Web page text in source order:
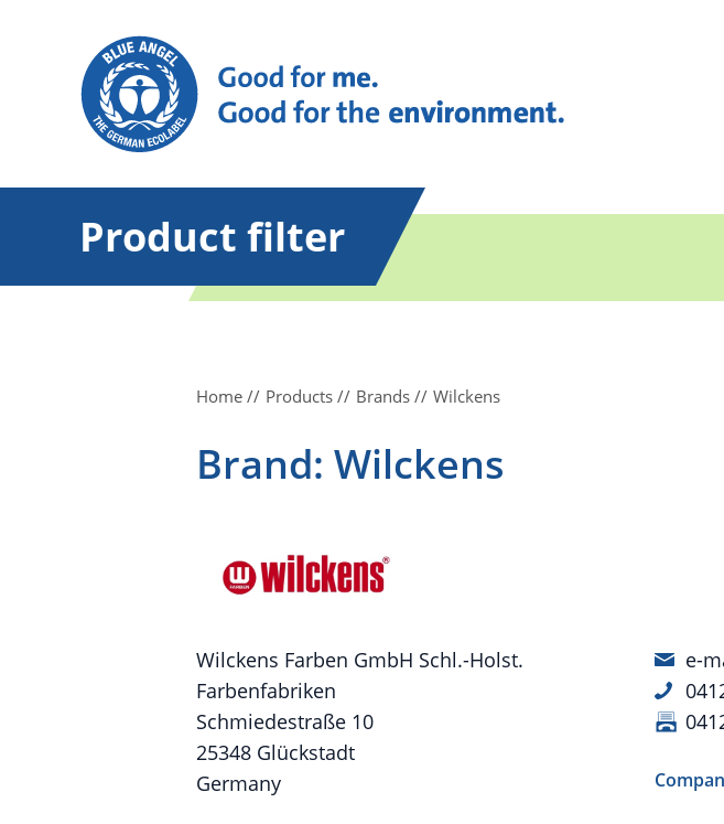
Product filter
Home Products Brands Wilckens
Brand: Wilckens
Wilckens Farben GmbH Schl.-Holst.
Farbenfabriken
Schmiedestraße 10
25348 Glückstadt
Germany
e-